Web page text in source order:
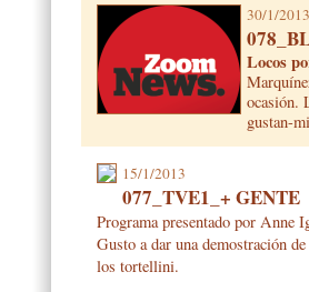
30/1/2013
Locos
ocasión.
gustan-
15/1/2013
077_TVE1_+ GENTE
Programa presentado por Anne
Gusto a dar una demostración
los tortellini.